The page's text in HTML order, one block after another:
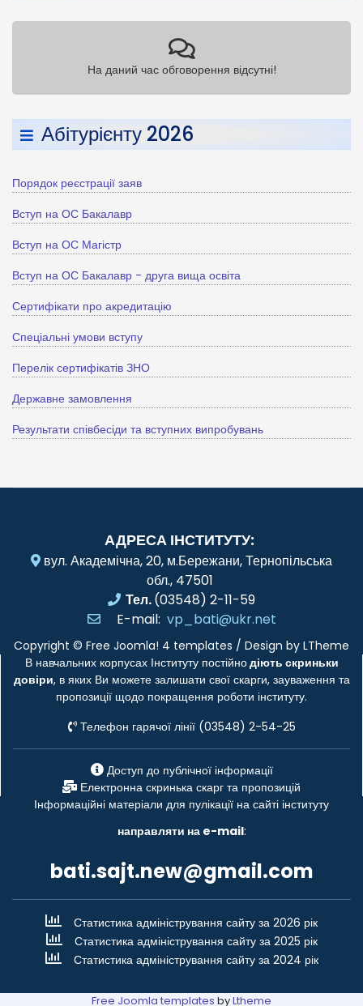
На даний час обговорення відсутні!
Абітурієнту 2026
Порядок реєстрації заяв
Вступ на ОС Бакалавр
Вступ на ОС Магістр
Вступ на ОС Бакалавр - друга вища освіта
Сертифікати про акредитацію
Спеціальні умови вступу
Перелік сертифікатів ЗНО
Державне замовлення
Результати співбесіди та вступних випробувань
АДРЕСА ІНСТИТУТУ:
вул. Академічна, 20, м.Бережани, Тернопільська
обл., 47501
Тел.(03548) 2-11-59
E-mail: vp_bati@ukr.net
Copyright © Free Joomla! 4 templates / Design by LTheme
В навчальних корпусах Інституту постійнодіють скриньки
довіри, в яких Ви можете залишати свої скарги, зауваження та
пропозиції щодо покращення роботи інституту.
Телефон гарячої лінії (03548) 2-54-25
Доступ до публічної інформації
Електронна скринька скарг та пропозицій
Інформаційні матеріали для пулікації на сайті інституту
направляти на e-mail:
bati.sajt.new@gmail.com
Статистика адміністрування сайту за 2026 рік
Статистика адміністрування сайту за 2025 рік
Статистика адміністрування сайту за 2024 рік
Free Joomla templates byLtheme